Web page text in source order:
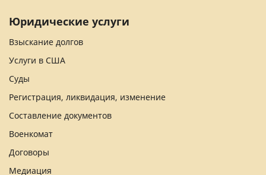
Юридические услуги
Взыскание долгов
Услуги в США
Суды
Регистрация, ликвидация, изменение
Составление документов
Военкомат
Договоры
Медиация